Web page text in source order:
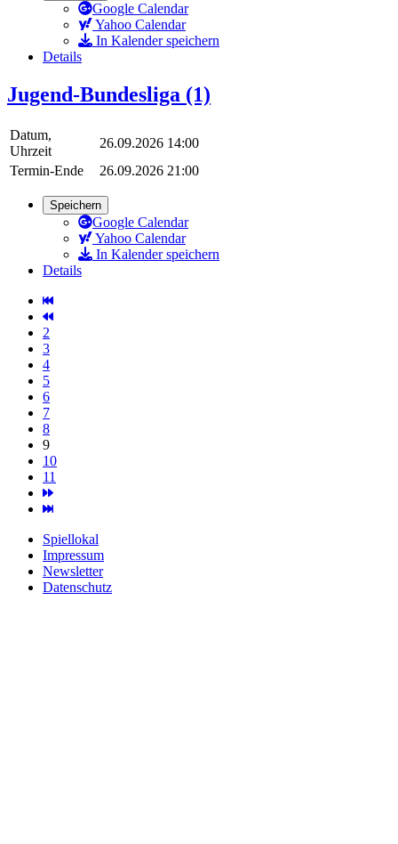
Google Calendar
Yahoo Calendar
In Kalender speichern
Details
Jugend-Bundesliga (1)
Datum,
Uhrzeit
26.09.2026 14:00
Termin-Ende
26.09.2026 21:00
Speichern
Google Calendar
Yahoo Calendar
In Kalender speichern
Details
2
3
4
5
6
7
8
9
10
11
Spiellokal
Impressum
Newsletter
Datenschutz